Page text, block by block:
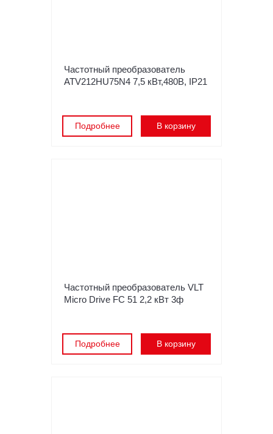
Частотный преобразователь
ATV212HU75N4 7,5 кВт,480В, IP21
Подробнее В корзину
Частотный преобразователь VLT
Micro Drive FC 51 2,2 кВт 3ф
Подробнее В корзину